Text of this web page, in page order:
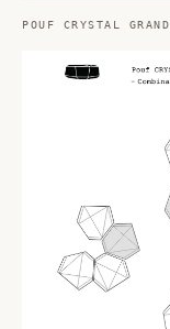
POUF CRYSTAL GRAND